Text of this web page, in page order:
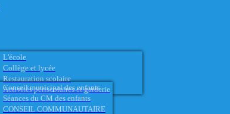
L'école
Collège et lycée
Restauration scolaire
Activités périscolaires et garderie
Conseil municipal des enfants
Séances du CM des enfants
CONSEIL COMMUNAUTAIRE